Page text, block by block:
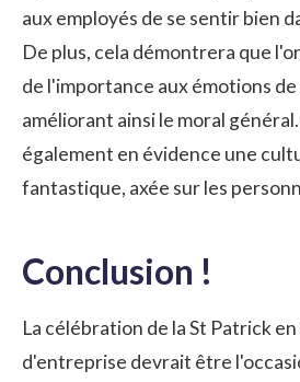
aux employés de se sentir bien
De plus, cela démontrera que
de l'importance aux émotions
améliorant ainsi le moral
également en évidence une
fantastique, axée sur les
Conclusion !
La célébration de la St Patrick
d'entreprise devrait être